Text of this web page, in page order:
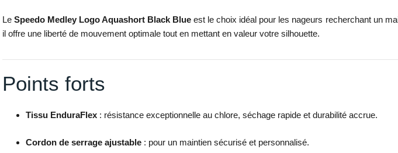
Le Speedo Medley Logo Aquashort Black Blueest le choix idéal pour les nageurs recherchant un
il offre une liberté de mouvement optimale tout en mettant en valeur votre silhouette.
Points forts
Tissu EnduraFlex: résistance exceptionnelle au chlore, séchage rapide et durabilité accrue.
Cordon de serrage ajustable: pour un maintien sécurisé et personnalisé.